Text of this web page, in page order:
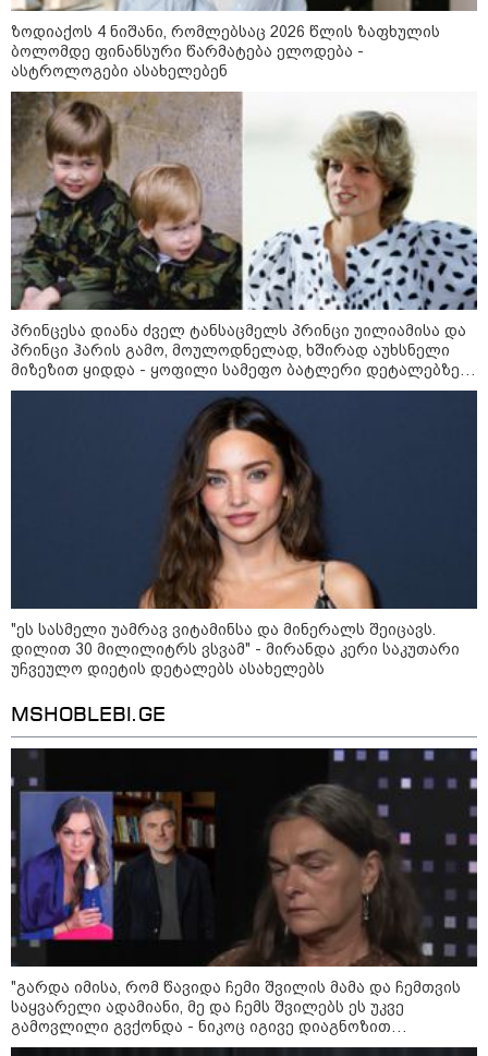
მოზაიკა
არშემდგარი ქორწინება 15 წლით უფროს
ქართველთან - ალინა კაბაევას
საიდუმლო ცხოვრება: როგორ
გამოიყურებოდა ის პლასტიკურ
ოპერაციებამდე
14:20 / 08-08-2026
"ქალაქი დავთმე, მაგრამ
ქალურობა - არა. ვერ იჯერებენ
ფერმერი თუ ვარ" - როგორ
"ბავშვობიდან ასე ვარ..
ფანატიკურად ვარ შეყვარებული
საქართველოზე" - გაიცანით
მარტინ გუიმჯიანი, ქართულ
ენასა და საქართველოზე
შეყვარებული სომეხი ბიჭი
23:15 / 07-08-2026
ამოუცნობი ანომალიური
მოვლენები - ტრამპის
ადმინისტრაციამ “UFO”- ს
ფაილების მორიგი პაკეტი
გამოაქვეყნა
ზოდიაქოს 4 ნიშანი, რომლებსაც 2026 წლის ზაფხულის
ბოლომდე ფინანსური წარმატება ელოდება -
ასტროლოგები ასახელებენ
პრინცესა დიანა ძველ ტანსაცმელს პრინცი უილიამისა და
პრინცი ჰარის გამო, მოულოდნელად, ხშირად აუხსნელი
მიზეზით ყიდდა - ყოფილი სამეფო ბატლერი დეტალებზე
საკუთარ წიგნში საუბრობს
"ეს სასმელი უამრავ ვიტამინსა და მინერალს შეიცავს.
დილით 30 მილილიტრს ვსვამ" - მირანდა კერი საკუთარი
უჩვეულო დიეტის დეტალებს ასახელებს
MSHOBLEBI.GE
"გარდა იმისა, რომ წავიდა ჩემი შვილის მამა და ჩემთვის
საყვარელი ადამიანი, მე და ჩემს შვილებს ეს უკვე
გამოვლილი გვქონდა - ნიკოც იგივე დიაგნოზით
გარდაიცვალა..." - ეკა ნიჟარაძის ემოციური მოგონება